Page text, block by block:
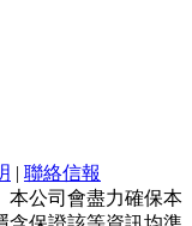
| 聯絡信報
本公司會盡力確保本